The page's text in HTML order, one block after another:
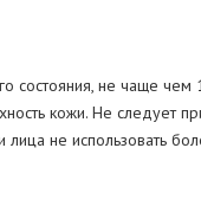
состояния, не чаще
кожи. Не следует
не использовать